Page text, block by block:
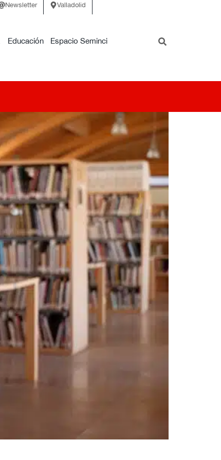
Newsletter Valladolid
Educación Espacio Seminci